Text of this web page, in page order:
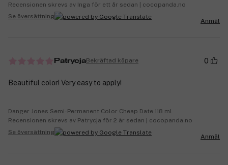
Recensionen skrevs av Inga för ett år sedan | cocopanda.no
Se översättning
Anmäl
PatrycjaBekräftad köpare 0
Beautiful color! Very easy to apply!
Danger Jones Semi-Permanent Color Cheap Date 118 ml
Recensionen skrevs av Patrycja för 2 år sedan | cocopanda.no
Se översättning
Anmäl